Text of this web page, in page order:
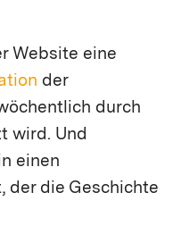
Website eine
der
durch
wird. Und
einen
der die Geschichte